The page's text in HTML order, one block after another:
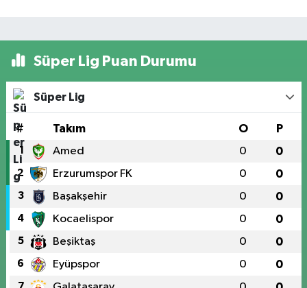
Süper Lig Puan Durumu
Süper Lig
# Takım O P
1 Amed 0 0
2 Erzurumspor FK 0 0
3 Başakşehir 0 0
4 Kocaelispor 0 0
5 Beşiktaş 0 0
6 Eyüpspor 0 0